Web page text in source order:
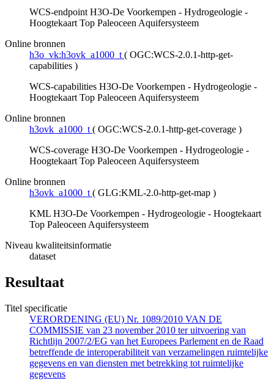
WCS-endpoint H3O-De Voorkempen - Hydrogeologie -
Hoogtekaart Top Paleoceen Aquifersysteem
Online bronnen
h3o_vk:h3ovk_a1000_t ( OGC:WCS-2.0.1-http-get-
capabilities )
WCS-capabilities H3O-De Voorkempen - Hydrogeologie -
Hoogtekaart Top Paleoceen Aquifersysteem
Online bronnen
h3ovk_a1000_t ( OGC:WCS-2.0.1-http-get-coverage )
WCS-coverage H3O-De Voorkempen - Hydrogeologie -
Hoogtekaart Top Paleoceen Aquifersysteem
Online bronnen
h3ovk_a1000_t ( GLG:KML-2.0-http-get-map )
KML H3O-De Voorkempen - Hydrogeologie - Hoogtekaart
Top Paleoceen Aquifersysteem
Niveau kwaliteitsinformatie
dataset
Resultaat
Titel specificatie
VERORDENING (EU) Nr. 1089/2010 VAN DE
COMMISSIE van 23 november 2010 ter uitvoering van
Richtlijn 2007/2/EG van het Europees Parlement en de Raad
betreffende de interoperabiliteit van verzamelingen ruimtelijke
gegevens en van diensten met betrekking tot ruimtelijke
gegevens